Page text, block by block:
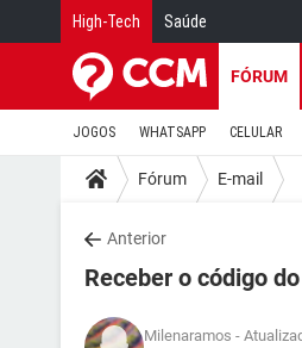
High-Tech Saúde
FÓRUM
JOGOS WHATSAPP CELULAR
Fórum E-mail
Anterior
Receber o código
Milenaramos -